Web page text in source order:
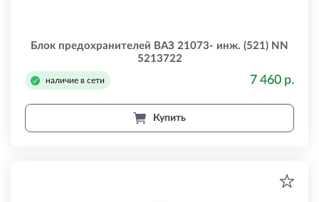
Блок предохранителей ВАЗ 21073- инж. (521) NN
5213722
наличие в сети 7 460 р.
Купить